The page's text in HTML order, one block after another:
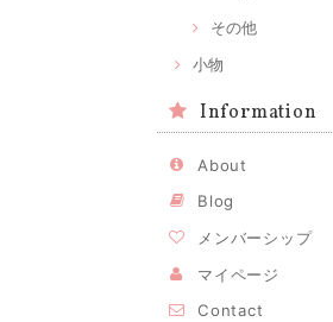
その他
小物
Information
About
Blog
メンバーシップ
マイページ
Contact